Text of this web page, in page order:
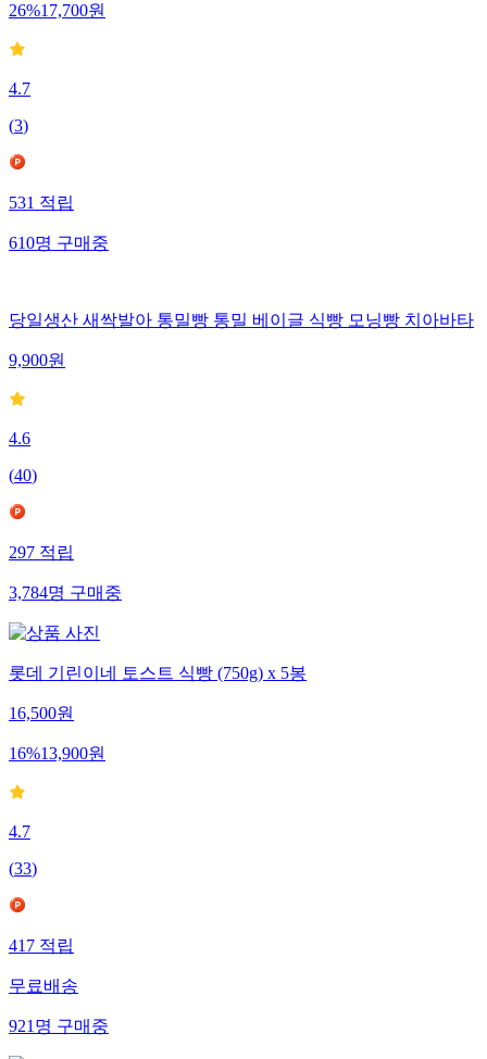
26%17,700원
4.7
(3)
531 적립
610명 구매중
당일생산 새싹발아 통밀빵 통밀 베이글 식빵 모닝빵 치아바타
9,900원
4.6
(40)
297적립
3,784명구매중
롯데 기린이네 토스트 식빵 (750g) x 5봉
16,500원
16%13,900원
4.7
(33)
417적립
무료배송
921명구매중